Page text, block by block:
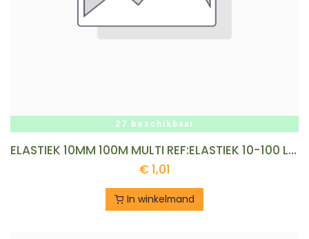
27 beschikbaar
ELASTIEK 10MM 100M MULTI REF:ELASTIEK 10-100 LEDENT
€1,01
In winkelmand